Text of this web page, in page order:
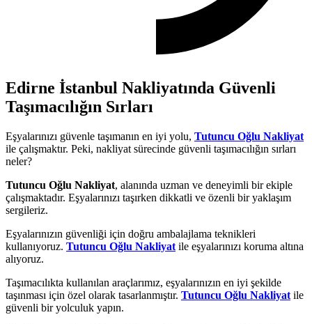
Edirne İstanbul Nakliyatında Güvenli
Taşımacılığın Sırları
Eşyalarınızı güvenle taşımanın en iyi yolu, Tutuncu Oğlu Nakliyat
ile çalışmaktır. Peki, nakliyat sürecinde güvenli taşımacılığın sırları
neler?
Tutuncu Oğlu Nakliyat, alanında uzman ve deneyimli bir ekiple
çalışmaktadır. Eşyalarınızı taşırken dikkatli ve özenli bir yaklaşım
sergileriz.
Eşyalarınızın güvenliği için doğru ambalajlama teknikleri
kullanıyoruz. Tutuncu Oğlu Nakliyat ile eşyalarınızı koruma altına
alıyoruz.
Taşımacılıkta kullanılan araçlarımız, eşyalarınızın en iyi şekilde
taşınması için özel olarak tasarlanmıştır. Tutuncu Oğlu Nakliyat ile
güvenli bir yolculuk yapın.